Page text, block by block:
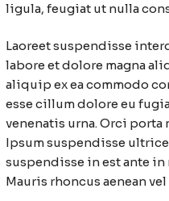
ligula, feugiat ut nulla
Laoreet suspendisse
labore et dolore magna
aliquip ex ea commodo
esse cillum dolore eu
venenatis urna. Orci
Ipsum suspendisse
suspendisse in est ante
Mauris rhoncus aenean